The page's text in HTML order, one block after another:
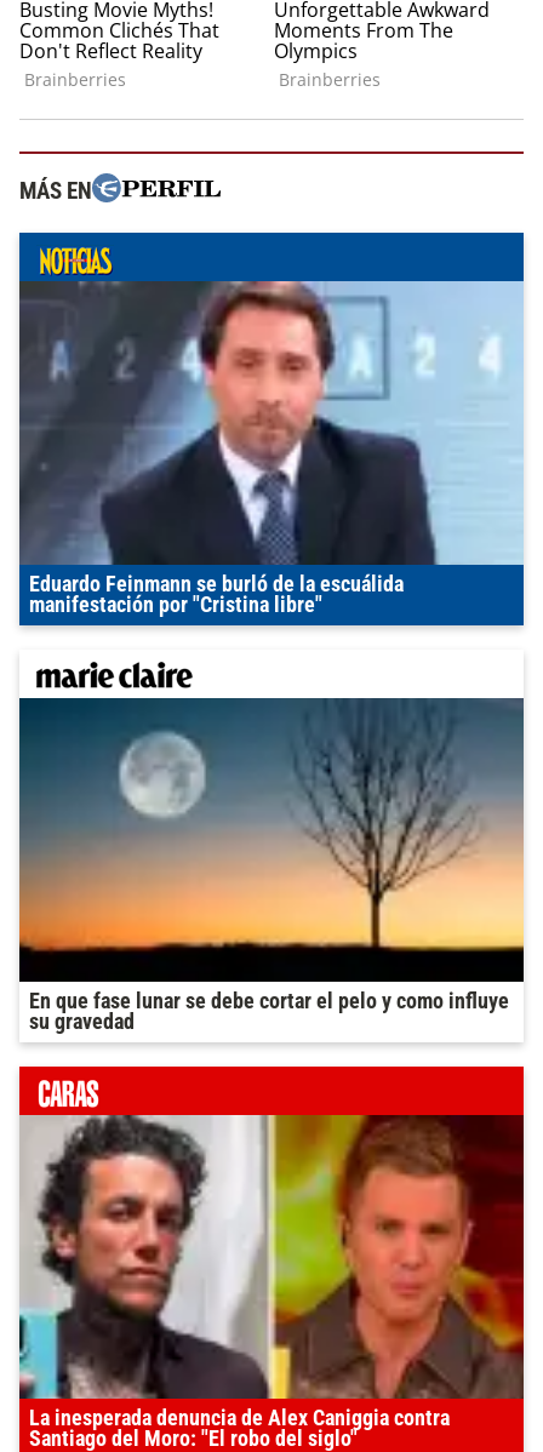
MÁS EN
Eduardo Feinmann se burló de la escuálida
manifestación por "Cristina libre"
En que fase lunar se debe cortar el pelo y como influye
su gravedad
La inesperada denuncia de Alex Caniggia contra
Santiago del Moro: "El robo del siglo"